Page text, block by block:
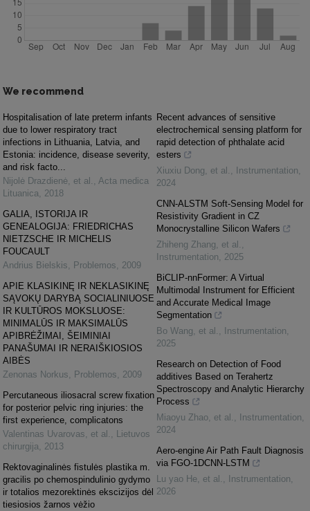
We recommend
Hospitalisation of late preterm infants
due to lower respiratory tract
infections in Lithuania, Latvia, and
Estonia: incidence, disease severity,
and risk facto...
Nijolė Drazdienė, et al. , Acta medica
Lituanica, 2018
GALIA, ISTORIJA IR
GENEALOGIJA: FRIEDRICHAS
NIETZSCHE IR MICHELIS
FOUCAULT
Andrius Bielskis, Problemos, 2009
APIE KLASIKINĘ IR NEKLASIKINĘ
SĄVOKŲ DARYBĄ SOCIALINIUOSE
IR KULTŪROS MOKSLUOSE:
MINIMALŪS IR MAKSIMALŪS
APIBRĖŽIMAI, ŠEIMINIAI
PANAŠUMAI IR NERAIŠKIOSIOS
AIBĖS
Zenonas Norkus, Problemos, 2009
Percutaneous iliosacral screw fixation
for posterior pelvic ring injuries: the
first experience, complicatons
Valentinas Uvarovas, et al. , Lietuvos
chirurgija, 2013
Rektovaginalinės fistulės plastika m.
gracilis po chemospindulinio gydymo
ir totalios mezorektinės ekscizijos dėl
tiesiosios žarnos vėžio
Recent advances of sensitive
electrochemical sensing platform for
rapid detection of phthalate acid
esters
Xiuxiu Dong, et al. , Instrumentation,
2024
CNN-ALSTM Soft-Sensing Model for
Resistivity Gradient in CZ
Monocrystalline Silicon Wafers
Zhiheng Zhang, et al. ,
Instrumentation, 2025
BiCLIP-nnFormer: A Virtual
Multimodal Instrument for Efficient
and Accurate Medical Image
Segmentation
Bo Wang, et al. , Instrumentation,
2025
Research on Detection of Food
additives Based on Terahertz
Spectroscopy and Analytic Hierarchy
Process
Miaoyu Zhao, et al. , Instrumentation,
2024
Aero-engine Air Path Fault Diagnosis
via FGO-1DCNN-LSTM
Lu yao He, et al. , Instrumentation,
2026